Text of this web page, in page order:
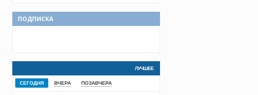
ПОДПИСКА
ЛУЧШЕЕ
СЕГОДНЯ ВЧЕРА ПОЗАВЧЕРА